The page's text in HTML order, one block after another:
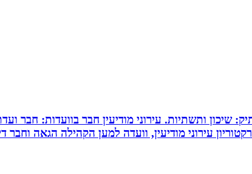
שיכון ותשתיות. עירוני מודיעין חבר בוועדות: חבר
עירוני מודיעין, וועדה למען הקהילה הגאה וחבר